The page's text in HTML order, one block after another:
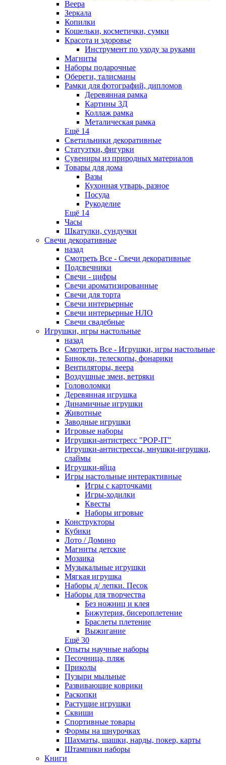
Веера
Зеркала
Копилки
Кошельки, косметички, сумки
Красота и здоровье
Инструмент по уходу за руками
Магниты
Наборы подарочные
Обереги, талисманы
Рамки для фотографий, дипломов
Деревянная рамка
Картины 3Д
Коллаж рамка
Металическая рамка
Ещё 14
Светильники декоративные
Статуэтки, фигурки
Сувениры из природных материалов
Товары для дома
Вазы
Кухонная утварь, разное
Посуда
Рукоделие
Ещё 14
Часы
Шкатулки, сундучки
Свечи декоративные
назад
Смотреть Все - Свечи декоративные
Подсвечники
Свечи - цифры
Свечи ароматизированные
Свечи для торта
Свечи интерьерные
Свечи интерьерные НЛО
Свечи свадебные
Игрушки, игры настольные
назад
Смотреть Все - Игрушки, игры настольные
Бинокли, телескопы, фонарики
Вентиляторы, веера
Воздушные змеи, ветряки
Головоломки
Деревянная игрушка
Динамичные игрушки
Животные
Заводные игрушки
Игровые наборы
Игрушки-антистресс "POP-IT"
Игрушки-антистрессы, мнушки-игрушки,
слаймы
Игрушки-яйца
Игры настольные интерактивные
Игры с карточками
Игры-ходилки
Квесты
Наборы игровые
Конструкторы
Кубики
Лото / Домино
Магниты детские
Мозаика
Музыкальные игрушки
Мягкая игрушка
Наборы д/ лепки. Песок
Наборы для творчества
Без ножниц и клея
Бижутерия, бисероплетение
Браслеты плетение
Выжигание
Ещё 30
Опыты научные наборы
Песочница, пляж
Приколы
Пузыри мыльные
Развивающие коврики
Раскопки
Растущие игрушки
Сквиши
Спортивные товары
Формы на шнурочках
Шахматы, шашки, нарды, покер, карты
Штампики наборы
Книги